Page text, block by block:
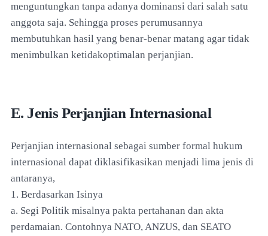
menguntungkan tanpa adanya dominansi dari salah satu
anggota saja. Sehingga proses perumusannya
membutuhkan hasil yang benar-benar matang agar tidak
menimbulkan ketidakoptimalan perjanjian.
E. Jenis Perjanjian Internasional
Perjanjian internasional sebagai sumber formal hukum
internasional dapat diklasifikasikan menjadi lima jenis di
antaranya,
1. Berdasarkan Isinya
a. Segi Politik misalnya pakta pertahanan dan akta
perdamaian. Contohnya NATO, ANZUS, dan SEATO